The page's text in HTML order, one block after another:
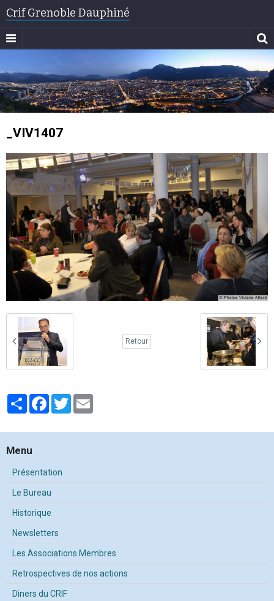
Crif Grenoble Dauphiné
_VIV1407
Retour
PartagerFacebook
Twitter
Menu
Présentation
Le Bureau
Historique
Newsletters
Les Associations Membres
Retrospectives de nos actions
Diners du CRIF